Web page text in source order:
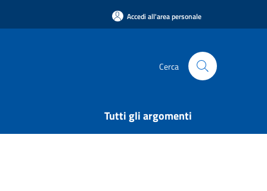
Accedi all'area personale
Cerca
Tutti gli argomenti